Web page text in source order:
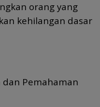
orang yang
kehilangan dasar
Pemahaman